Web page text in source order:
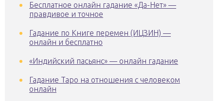
Бесплатное онлайн гадание «Да-Нет» —
правдивое и точное
Гадание по Книге перемен (ИЦЗИН) —
онлайн и бесплатно
«Индийский пасьянс» — онлайн гадание
Гадание Таро на отношения с человеком
онлайн